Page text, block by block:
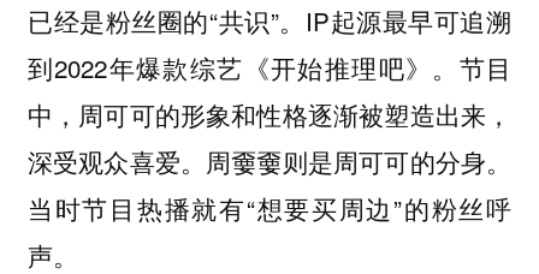
已经是粉丝圈的“共识”。IP起源最早可追溯
到2022年爆款综艺《开始推理吧》。节目
中，周可可的形象和性格逐渐被塑造出来，
深受观众喜爱。周嫑嫑则是周可可的分身。
当时节目热播就有“想要买周边”的粉丝呼
声。